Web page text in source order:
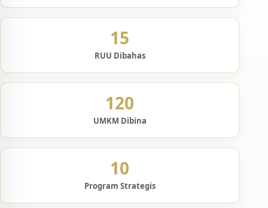
15
RUU Dibahas
120
UMKM Dibina
10
Program Strategis